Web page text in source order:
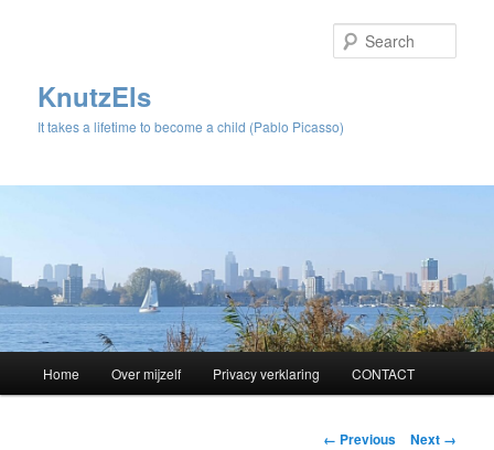
KnutzEls
It takes a lifetime to become a child (Pablo Picasso)
Skip
Home Over mijzelf Privacy verklaring CONTACT
Image
← Previous Next →